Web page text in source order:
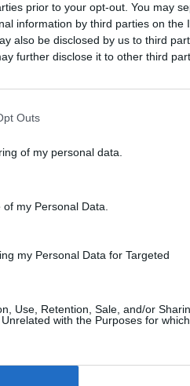
prior to your opt-out. You may
information by third parties on the
also be disclosed by us to third
further disclose it to other third
Outs
of my personal data.
my Personal Data.
my Personal Data for Targeted
Use, Retention, Sale, and/or
with the Purposes for